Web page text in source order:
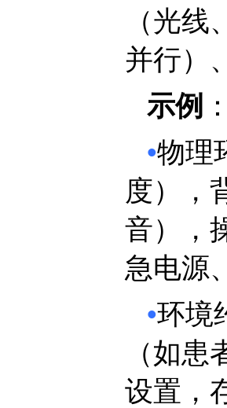
（光
并行）
示例
•物理
度），
音），
急电源
•环境
（如
设置，